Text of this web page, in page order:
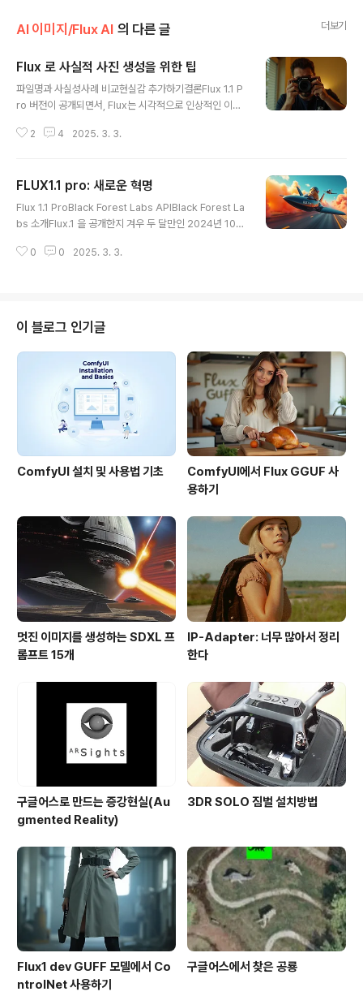
AI 이미지/Flux AI 의 다른 글 더보기
Flux 로 사실적 사진 생성을 위한 팁
파일명과 사실성사례 비교현실감 추가하기결론Flux 1.1 P
ro 버전이 공개되면서, Flux는 시각적으로 인상적인 이미
리잡게 되었습니다. 하지만, 사실적 이미지를 좋아하는 분
발사인 Black Forest Labs의 주장과는 달리, 사실적인
효과를 보여야할 곳에 너무 매끄럽고 약간 합성한 듯한 이
미지가 생성되는 일이 많기 때문입니다. LoRA를 사용하면
만, 프롬프트를 잘 조정하기만 해도 놀라울 정도로 사실적
2 4 2025. 3. 3.
FLUX1.1 pro: 새로운 혁명
Flux 1.1 ProBlack Forest Labs APIBlack Forest La
bs 소개Flux.1 을 공개한지 겨우 두 달만인 2024년 10월
더 빠르고 강력한 인공지능 이미지 생성모델 FLUX1.1 pro
스트에 따르면 Flux1.1 pro는 아래와 같은 점에서 상당히
개선된 것으로 나타났습니다.Flux.1 pro 에 비해 생성속도
6배 증가뛰어난 이미지 품질프롬프트 이해도 증가결과의
다양성 증가2024년 10월 1일 현재, Flux1.1 pro는 ..
0 0 2025. 3. 3.
이 블로그 인기글
ComfyUI 설치 및 사용법 기초
ComfyUI에서 Flux GGUF 사
용하기
멋진 이미지를 생성하는 SDXL 프
롬프트 15개
IP-Adapter: 너무 많아서 정리
한다
구글어스로 만드는 증강현실(Au
gmented Reality)
3DR SOLO 짐벌 설치방법
Flux1 dev GUFF 모델에서 Co
ntrolNet 사용하기
구글어스에서 찾은 공룡